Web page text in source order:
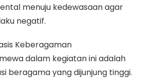
menuju kedewasaan agar
negatif.
Keberagaman
dalam kegiatan ini adalah
beragama yang dijunjung tinggi.